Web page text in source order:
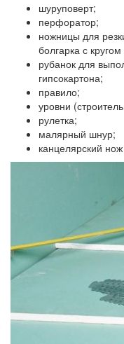
шуруповерт;
перфоратор;
ножницы для
болгарка с
рубанок для
гипсокартона;
правило;
уровни
рулетка;
малярный шнур;
канцелярский